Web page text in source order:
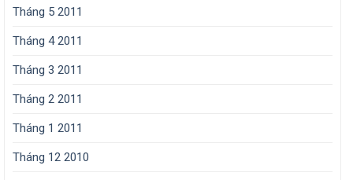
Tháng 5 2011
Tháng 4 2011
Tháng 3 2011
Tháng 2 2011
Tháng 1 2011
Tháng 12 2010